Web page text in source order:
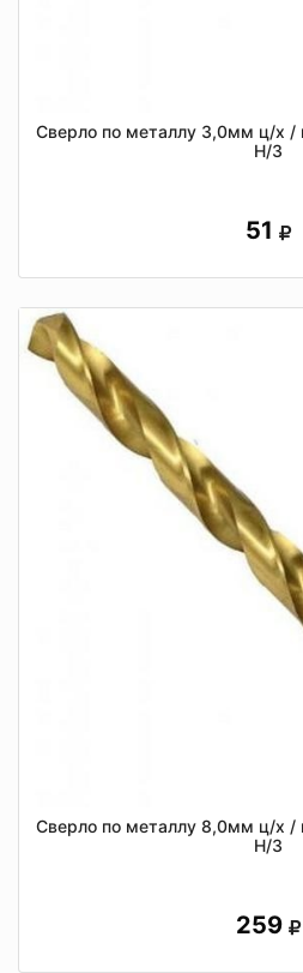
Сверло по металлу 3,0мм ц/х /
Н/З
51
Сверло по металлу 8,0мм ц/х /
Н/З
259